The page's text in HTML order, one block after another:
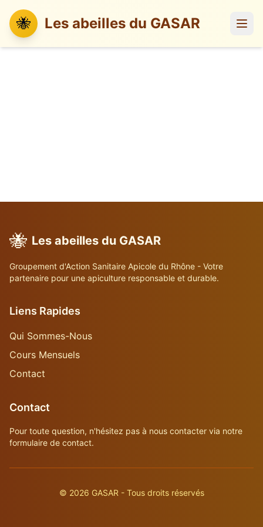
🐝 Les abeilles du GASAR
🐝 Les abeilles du GASAR
Groupement d'Action Sanitaire Apicole du Rhône - Votre
partenaire pour une apiculture responsable et durable.
Liens Rapides
Qui Sommes-Nous
Cours Mensuels
Contact
Contact
Pour toute question, n'hésitez pas à nous contacter via notre
formulaire de contact.
© 2026 GASAR - Tous droits réservés